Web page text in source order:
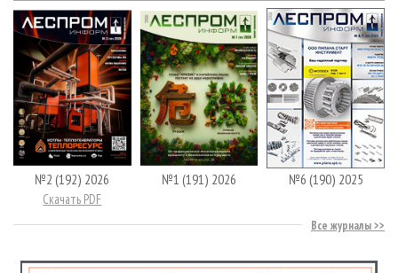
№2 (192) 2026
Скачать PDF
№1 (191) 2026 №6 (190) 2025
Все журналы